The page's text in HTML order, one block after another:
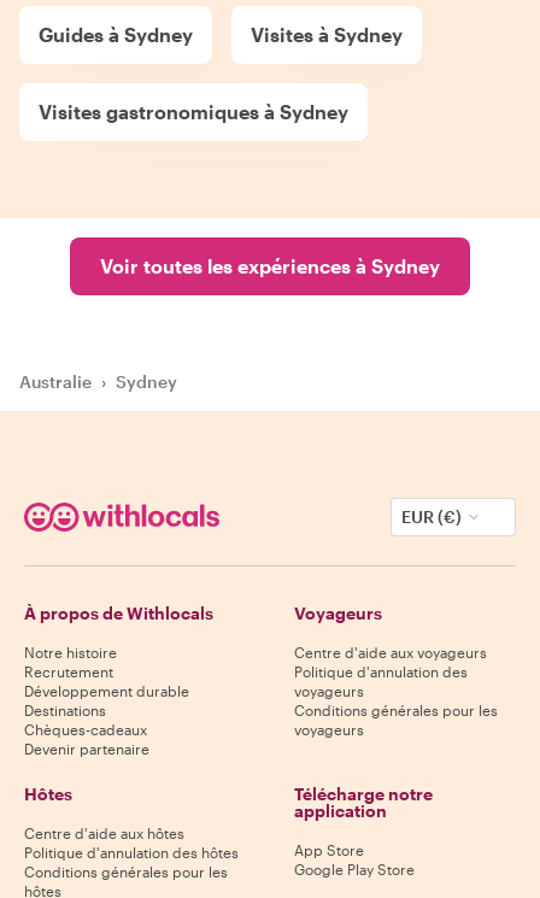
Guides à Sydney Visites à Sydney
Visites gastronomiques à Sydney
Voir toutes les expériences à Sydney
Australie › Sydney
EUR (€)
À propos de Withlocals
Notre histoire
Recrutement
Développement durable
Destinations
Chèques-cadeaux
Devenir partenaire
Voyageurs
Centre d'aide aux voyageurs
Politique d'annulation des
voyageurs
Conditions générales pour les
voyageurs
Hôtes
Centre d'aide aux hôtes
Politique d'annulation des hôtes
Conditions générales pour les
hôtes
Télécharge notre
application
App Store
Google Play Store